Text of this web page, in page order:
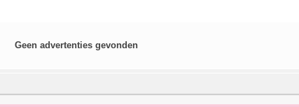
Geen advertenties gevonden